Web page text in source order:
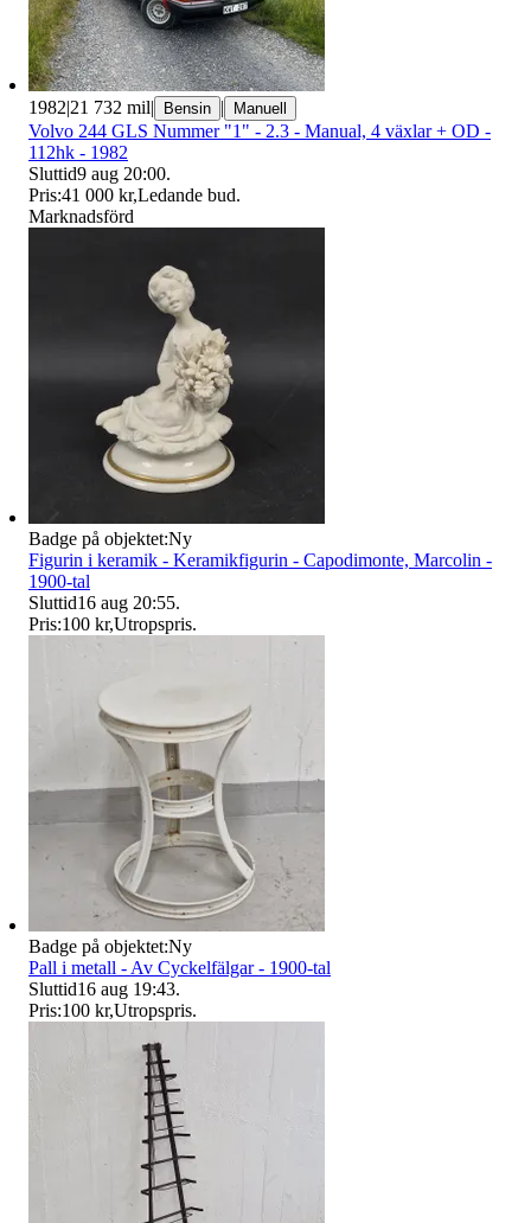
1982|21 732 mil| Bensin | Manuell
Volvo 244 GLS Nummer "1" - 2.3 - Manual, 4 växlar + OD -
112hk - 1982
Sluttid9 aug 20:00.
Pris:41 000 kr,Ledande bud.
Marknadsförd
Badge på objektet:Ny
Figurin i keramik - Keramikfigurin - Capodimonte, Marcolin -
1900-tal
Sluttid16 aug 20:55.
Pris:100 kr,Utropspris.
Badge på objektet:Ny
Pall i metall - Av Cyckelfälgar - 1900-tal
Sluttid16 aug 19:43.
Pris:100 kr,Utropspris.